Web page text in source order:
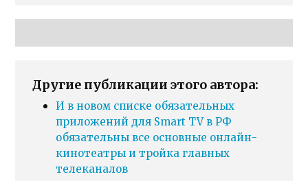
Другие публикации этого автора:
И в новом списке обязательных
приложений для Smart TV в РФ
обязательны все основные онлайн-
кинотеатры и тройка главных
телеканалов